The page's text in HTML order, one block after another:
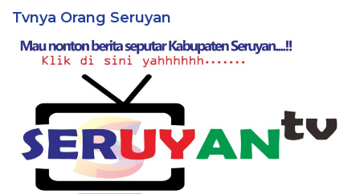
Tvnya Orang Seruyan